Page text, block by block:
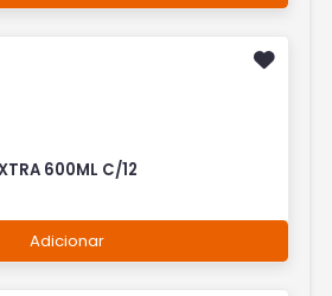
600ML C/12
Adicionar